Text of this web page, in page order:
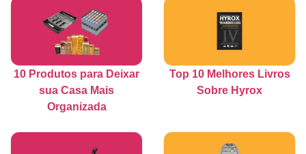
10 Produtos para Deixar
sua Casa Mais
Organizada
Top 10 Melhores Livros
Sobre Hyrox